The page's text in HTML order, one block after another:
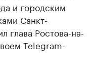
и городским
Санкт-
глава Ростова-на-
Telegram-